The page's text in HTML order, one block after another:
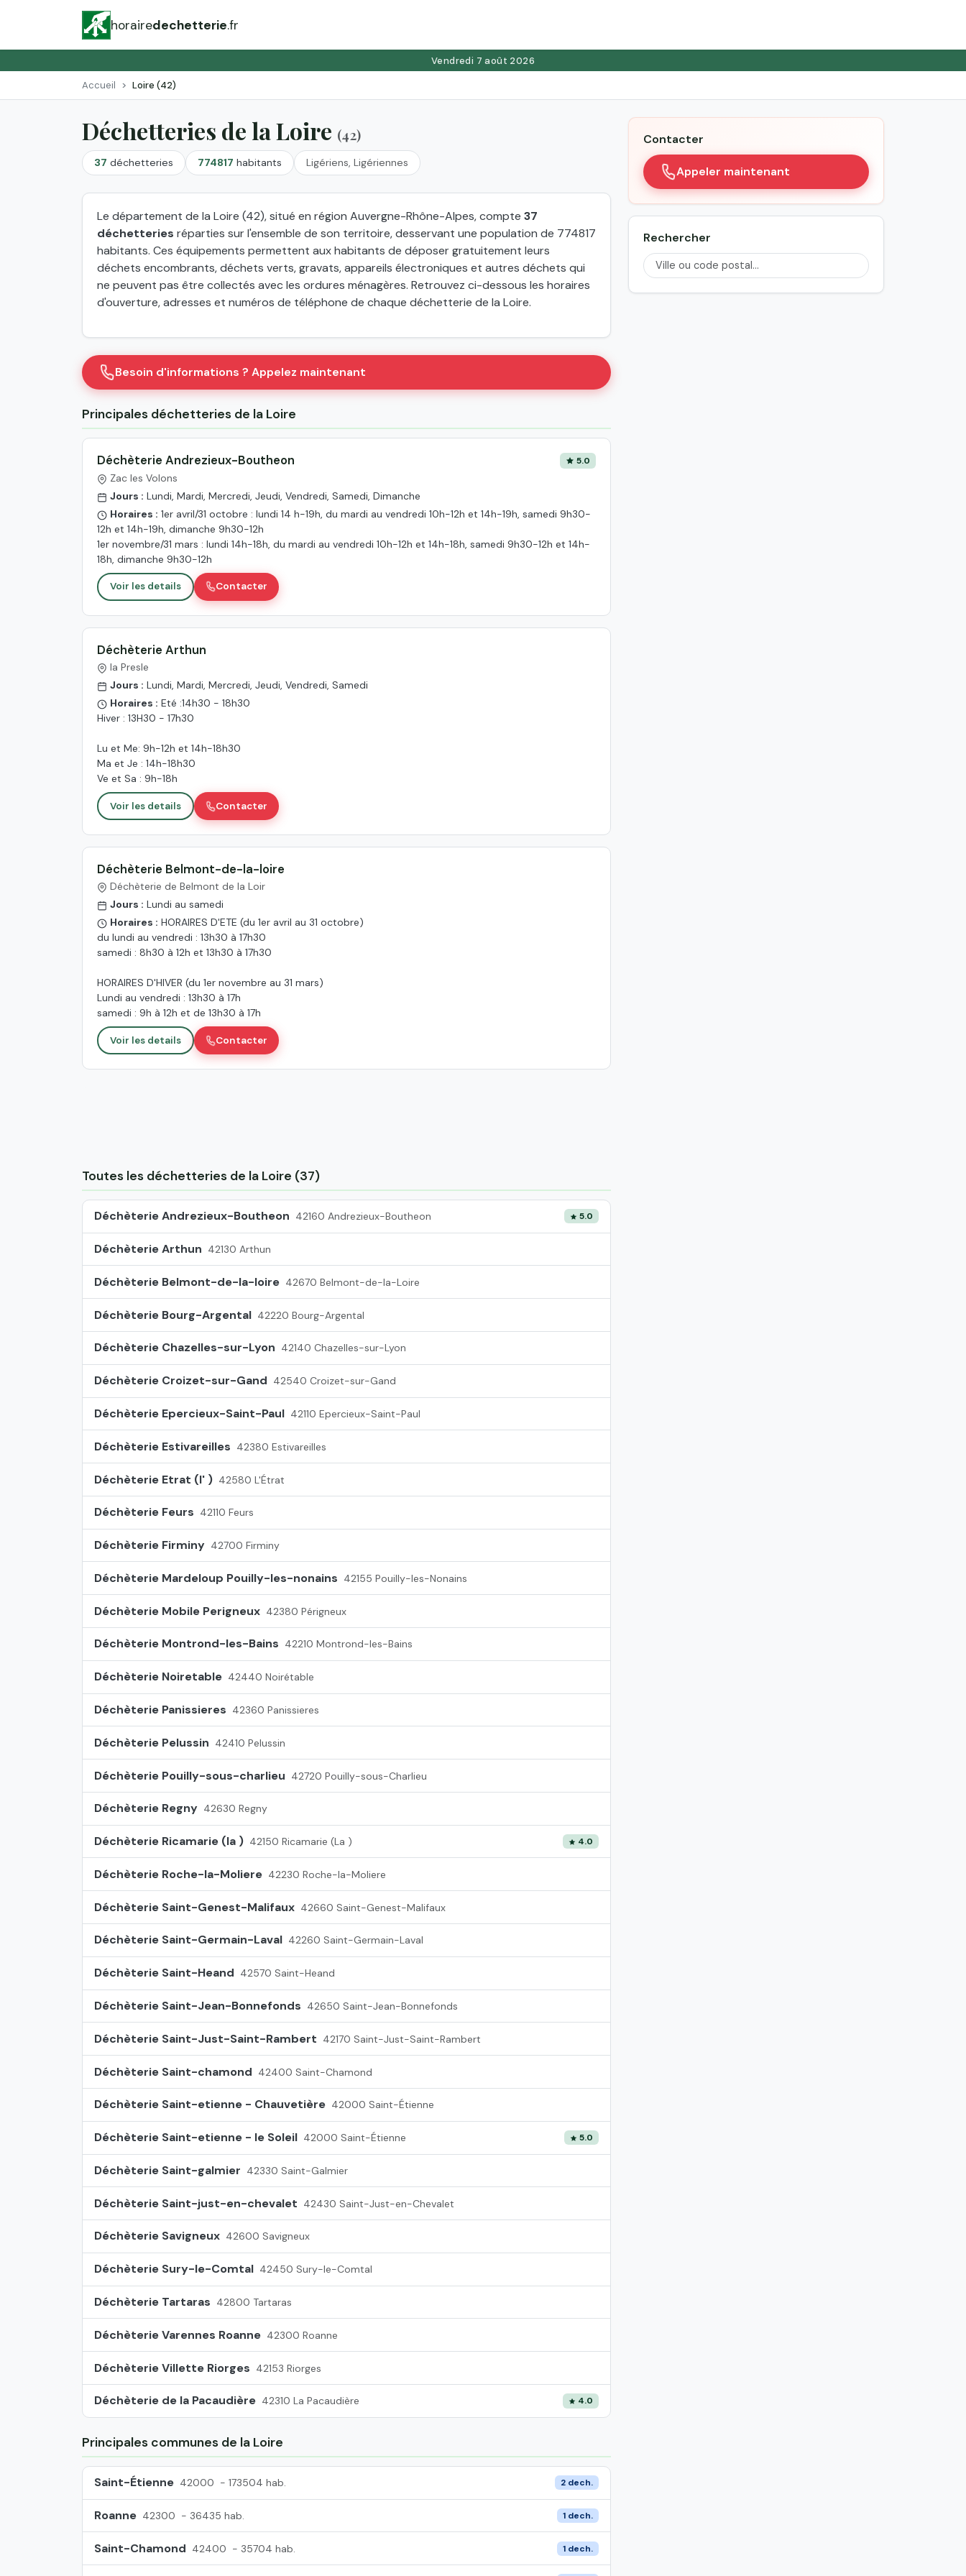
horairedechetterie.fr
Vendredi 7 août 2026
Accueil Loire (42)
Déchetteries de la Loire (42)
37 déchetteries 774817 habitants Ligériens, Ligériennes
Le département de la Loire (42), situé en région Auvergne-Rhône-Alpes, compte 37
déchetteries réparties sur l'ensemble de son territoire, desservant une population de 774817
habitants. Ces équipements permettent aux habitants de déposer gratuitement leurs
déchets encombrants, déchets verts, gravats, appareils électroniques et autres déchets qui
ne peuvent pas être collectés avec les ordures ménagères. Retrouvez ci-dessous les horaires
d'ouverture, adresses et numéros de téléphone de chaque déchetterie de la Loire.
Besoin d'informations ? Appelez maintenant
Principales déchetteries de la Loire
Déchèterie Andrezieux-Boutheon 5.0
Zac les Volons
Jours : Lundi, Mardi, Mercredi, Jeudi, Vendredi, Samedi, Dimanche
Horaires : 1er avril/31 octobre : lundi 14 h-19h, du mardi au vendredi 10h-12h et 14h-19h, samedi 9h30-
12h et 14h-19h, dimanche 9h30-12h
1er novembre/31 mars : lundi 14h-18h, du mardi au vendredi 10h-12h et 14h-18h, samedi 9h30-12h et 14h-
18h, dimanche 9h30-12h
Voir les details Contacter
Déchèterie Arthun
la Presle
Jours : Lundi, Mardi, Mercredi, Jeudi, Vendredi, Samedi
Horaires : Eté :14h30 - 18h30
Hiver : 13H30 - 17h30
Lu et Me: 9h-12h et 14h-18h30
Ma et Je : 14h-18h30
Ve et Sa : 9h-18h
Voir les details Contacter
Déchèterie Belmont-de-la-loire
Déchèterie de Belmont de la Loir
Jours : Lundi au samedi
Horaires : HORAIRES D'ETE (du 1er avril au 31 octobre)
du lundi au vendredi : 13h30 à 17h30
samedi : 8h30 à 12h et 13h30 à 17h30
HORAIRES D'HIVER (du 1er novembre au 31 mars)
Lundi au vendredi : 13h30 à 17h
samedi : 9h à 12h et de 13h30 à 17h
Voir les details Contacter
Toutes les déchetteries de la Loire (37)
Déchèterie Andrezieux-Boutheon 42160 Andrezieux-Boutheon 5.0
Déchèterie Arthun 42130 Arthun
Déchèterie Belmont-de-la-loire 42670 Belmont-de-la-Loire
Déchèterie Bourg-Argental 42220 Bourg-Argental
Déchèterie Chazelles-sur-Lyon 42140 Chazelles-sur-Lyon
Déchèterie Croizet-sur-Gand 42540 Croizet-sur-Gand
Déchèterie Epercieux-Saint-Paul 42110 Epercieux-Saint-Paul
Déchèterie Estivareilles 42380 Estivareilles
Déchèterie Etrat (l' ) 42580 L'Étrat
Déchèterie Feurs 42110 Feurs
Déchèterie Firminy 42700 Firminy
Déchèterie Mardeloup Pouilly-les-nonains 42155 Pouilly-les-Nonains
Déchèterie Mobile Perigneux 42380 Périgneux
Déchèterie Montrond-les-Bains 42210 Montrond-les-Bains
Déchèterie Noiretable 42440 Noirétable
Déchèterie Panissieres 42360 Panissieres
Déchèterie Pelussin 42410 Pelussin
Déchèterie Pouilly-sous-charlieu 42720 Pouilly-sous-Charlieu
Déchèterie Regny 42630 Regny
Déchèterie Ricamarie (la ) 42150 Ricamarie (La ) 4.0
Déchèterie Roche-la-Moliere 42230 Roche-la-Moliere
Déchèterie Saint-Genest-Malifaux 42660 Saint-Genest-Malifaux
Déchèterie Saint-Germain-Laval 42260 Saint-Germain-Laval
Déchèterie Saint-Heand 42570 Saint-Heand
Déchèterie Saint-Jean-Bonnefonds 42650 Saint-Jean-Bonnefonds
Déchèterie Saint-Just-Saint-Rambert 42170 Saint-Just-Saint-Rambert
Déchèterie Saint-chamond 42400 Saint-Chamond
Déchèterie Saint-etienne - Chauvetière 42000 Saint-Étienne
Déchèterie Saint-etienne - le Soleil 42000 Saint-Étienne 5.0
Déchèterie Saint-galmier 42330 Saint-Galmier
Déchèterie Saint-just-en-chevalet 42430 Saint-Just-en-Chevalet
Déchèterie Savigneux 42600 Savigneux
Déchèterie Sury-le-Comtal 42450 Sury-le-Comtal
Déchèterie Tartaras 42800 Tartaras
Déchèterie Varennes Roanne 42300 Roanne
Déchèterie Villette Riorges 42153 Riorges
Déchèterie de la Pacaudière 42310 La Pacaudière 4.0
Principales communes de la Loire
Saint-Étienne 42000 - 173504 hab. 2 dech.
Roanne 42300 - 36435 hab. 1 dech.
Saint-Chamond 42400 - 35704 hab. 1 dech.
Contacter
Appeler maintenant
Rechercher